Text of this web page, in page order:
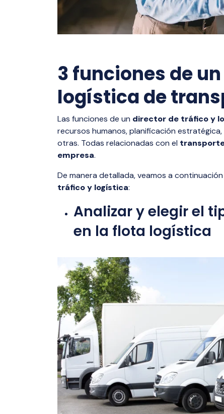
3 funciones de
logística de
Las funciones de un director de tráfico y
recursos humanos, planificación
otras. Todas relacionadas con el
empresa.
De manera detallada, veamos a
tráfico y logística:
Analizar y elegir el
en la flota logística